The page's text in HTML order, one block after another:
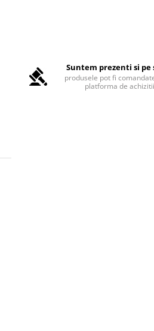
Suntem prezenti si pe
produsele pot fi
platforma de achizitii